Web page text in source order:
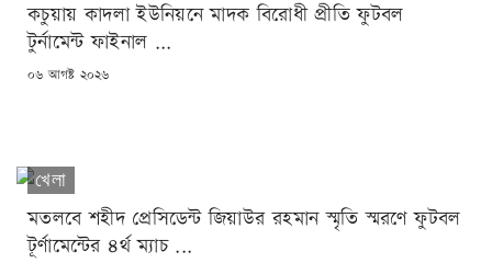
কচুয়ায় কাদলা ইউনিয়নে মাদক বিরোধী প্রীতি ফুটবল
টুর্নামেন্ট ফাইনাল ...
POSTED
০৬ আগষ্ট ২০২৬
খেলা
মতলবে শহীদ প্রেসিডেন্ট জিয়াউর রহমান স্মৃতি স্মরণে ফুটবল
টূর্ণামেন্টের ৪র্থ ম্যাচ ...